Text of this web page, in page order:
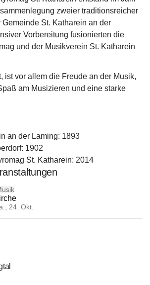
zweier traditionsreicher
St. Katharein an der
Vorbereitung fusionierten die
und der Musikverein St. Katharein
ist vor allem die Freude an der Musik,
am Musizieren und eine starke
an der Laming: 1893
1902
St. Katharein: 2014
24. Okt.